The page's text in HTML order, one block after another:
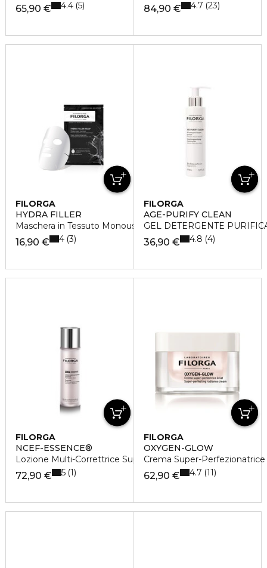
65,90 € 4.4 5 84,90 € 4.7 23
FILORGA
HYDRA FILLER
Maschera in Tessuto Monouso
16,90 € 4 3
FILORGA
AGE-PURIFY CLEAN
GEL DETERGENTE
36,90 € 4.8 4
FILORGA
NCEF-ESSENCE®
Lozione Multi-Correttrice Suprema
72,90 € 5 1
FILORGA
OXYGEN-GLOW
Crema Super-
62,90 € 4.7 11